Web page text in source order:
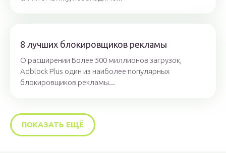
8 лучших блокировщиков рекламы
О расширении Более 500 миллионов загрузок,
Adblock Plus один из наиболее популярных
блокировщиков рекламы...
ПОКАЗАТЬ ЕЩЁ